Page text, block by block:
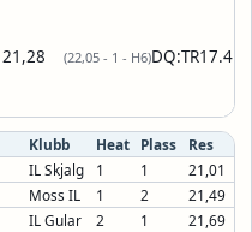
21,28 DQ:TR17.4
(22,05 - 1 - H6)
Klubb Heat Plass
Res
IL Skjalg 1 1
21,01
Moss IL 1 2
21,49
IL Gular 2 1
21,69